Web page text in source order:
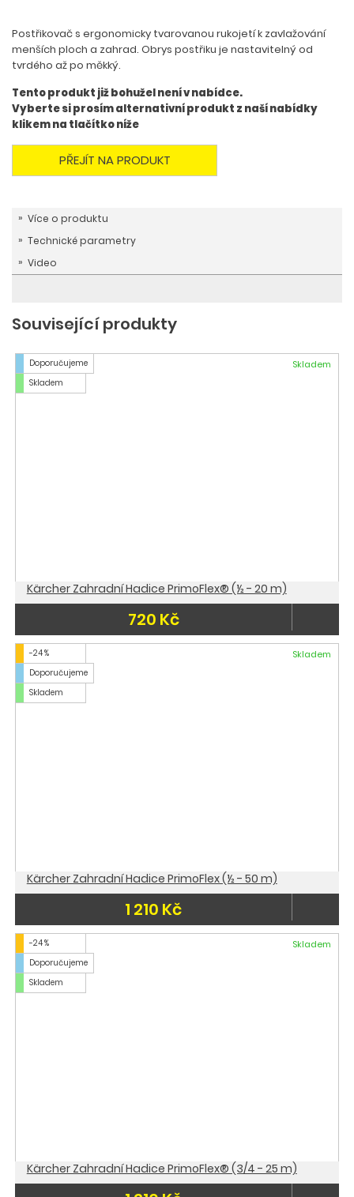
Postřikovač s ergonomicky tvarovanou rukojetí k zavlažování
menších ploch a zahrad. Obrys postřiku je nastavitelný od
tvrdého až po měkký.
Tento produkt již bohužel není v nabídce.
Vyberte si prosím alternativní produkt z naší nabídky
klikem na tlačítko níže
PŘEJÍT NA PRODUKT
Více o produktu
Technické parametry
Video
Související produkty
Doporučujeme
Skladem
Skladem
Kärcher Zahradní Hadice PrimoFlex® (½ - 20 m)
720 Kč
-24 %
Doporučujeme
Skladem
Skladem
Kärcher Zahradní Hadice PrimoFlex (½ - 50 m)
1 210 Kč
-24 %
Doporučujeme
Skladem
Skladem
Kärcher Zahradní Hadice PrimoFlex® (3/4 - 25 m)